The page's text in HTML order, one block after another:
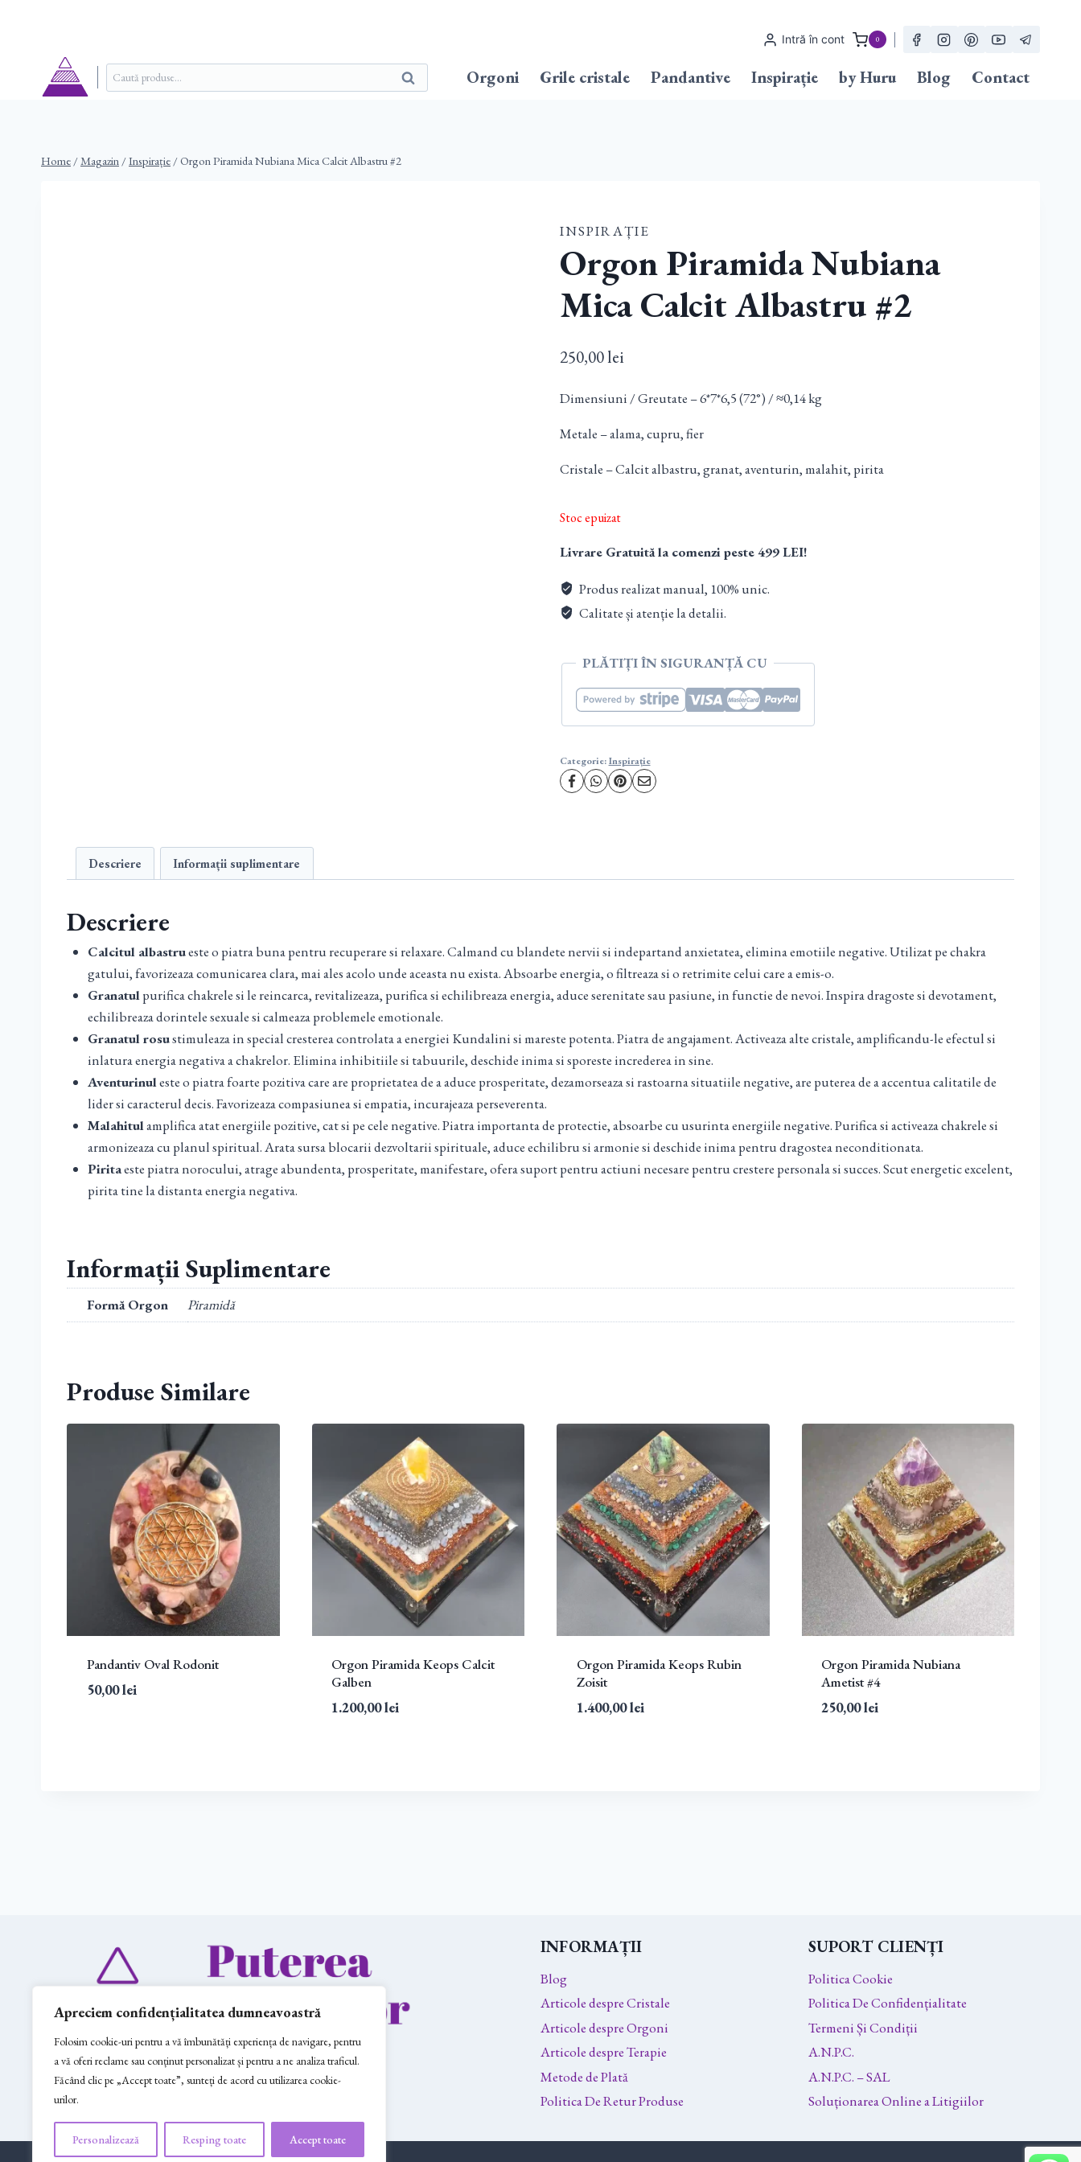
Apreciem confidențialitatea dumneavoastră
Folosim cookie-uri pentru a vă îmbunătăți experiența de navigare, pentru
a vă oferi reclame sau conținut personalizat și pentru a ne analiza traficul.
Făcând clic pe „Accept toate”, sunteți de acord cu utilizarea cookie-
urilor.
Personalizează Resping toate Accept toate
Intră în cont 0
Caută
după:
Caută Orgoni Grile cristale Pandantive Inspirație by Huru Blog Contact
Home /Magazin /Inspirație /Orgon Piramida Nubiana Mica Calcit Albastru #2
INSPIRAȚIE
Orgon Piramida Nubiana
Mica Calcit Albastru #2
250,00lei
Dimensiuni / Greutate – 6*7*6,5 (72°) / ≈0,14 kg
Metale – alama, cupru, fier
Cristale – Calcit albastru, granat, aventurin, malahit, pirita
Stoc epuizat
Livrare Gratuită la comenzi peste 499 LEI!
Produs realizat manual, 100% unic.
Calitate și atenție la detalii.
PLĂTIȚI ÎN SIGURANȚĂ CU
Categorie:Inspirație
Descriere Informații suplimentare
Descriere
Calcitul albastrueste o piatra buna pentru recuperare si relaxare. Calmand cu blandete nervii si indepartand anxietatea, elimina emotiile negative. Utilizat pe chakra
gatului, favorizeaza comunicarea clara, mai ales acolo unde aceasta nu exista. Absoarbe energia, o filtreaza si o retrimite celui care a emis-o.
Granatulpurifica chakrele si le reincarca, revitalizeaza, purifica si echilibreaza energia, aduce serenitate sau pasiune, in functie de nevoi. Inspira dragoste si devotament,
echilibreaza dorintele sexuale si calmeaza problemele emotionale.
Granatul rosustimuleaza in special cresterea controlata a energiei Kundalini si mareste potenta. Piatra de angajament. Activeaza alte cristale, amplificandu-le efectul si
inlatura energia negativa a chakrelor. Elimina inhibitiile si tabuurile, deschide inima si sporeste increderea in sine.
Aventurinuleste o piatra foarte pozitiva care are proprietatea de a aduce prosperitate, dezamorseaza si rastoarna situatiile negative, are puterea de a accentua calitatile de
lider si caracterul decis. Favorizeaza compasiunea si empatia, incurajeaza perseverenta.
Malahitulamplifica atat energiile pozitive, cat si pe cele negative. Piatra importanta de protectie, absoarbe cu usurinta energiile negative. Purifica si activeaza chakrele si
armonizeaza cu planul spiritual. Arata sursa blocarii dezvoltarii spirituale, aduce echilibru si armonie si deschide inima pentru dragostea neconditionata.
Piritaeste piatra norocului, atrage abundenta, prosperitate, manifestare, ofera suport pentru actiuni necesare pentru crestere personala si succes. Scut energetic excelent,
pirita tine la distanta energia negativa.
Informații Suplimentare
Formă Orgon Piramidă
Produse Similare
Pandantiv Oval Rodonit
50,00lei
Orgon Piramida Keops Calcit
Galben
1.200,00lei
Orgon Piramida Keops Rubin
Zoisit
1.400,00lei
Orgon Piramida Nubiana
Ametist #4
250,00lei
INFORMAȚII
Blog
Articole despre Cristale
Articole despre Orgoni
Articole despre Terapie
Metode de Plată
Politica De Retur Produse
SUPORT CLIENȚI
Politica Cookie
Politica De Confidențialitate
Termeni Și Condiții
A.N.P.C.
A.N.P.C. – SAL
Soluționarea Online a Litigiilor